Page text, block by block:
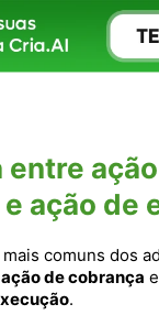
entre
ação de
comuns dos
ação de cobrança
.